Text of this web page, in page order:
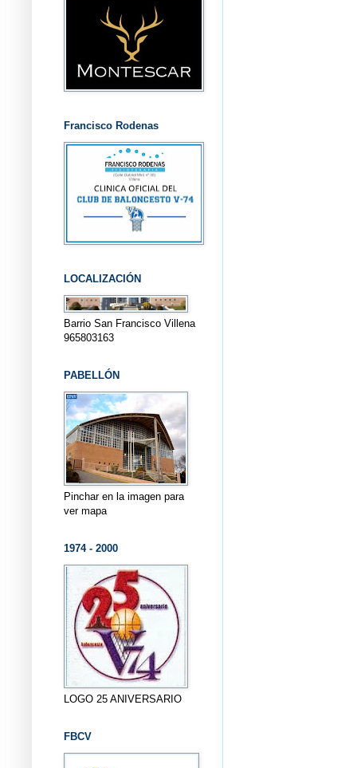
Francisco Rodenas
LOCALIZACIÓN
Barrio San Francisco Villena
965803163
PABELLÓN
Pinchar en la imagen para
ver mapa
1974 - 2000
LOGO 25 ANIVERSARIO
FBCV